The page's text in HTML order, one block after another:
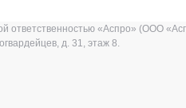
ответственностью «Аспро» (ООО
д. 31, этаж 8.